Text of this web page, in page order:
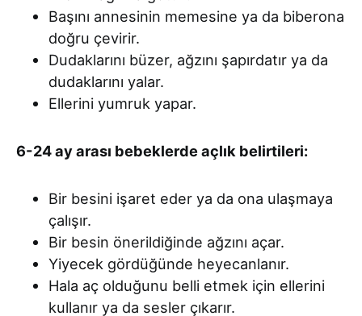
Başını annesinin memesine ya da biberona
doğru çevirir.
Dudaklarını büzer, ağzını şapırdatır ya da
dudaklarını yalar.
Ellerini yumruk yapar.
6-24 ay arası bebeklerde açlık belirtileri:
Bir besini işaret eder ya da ona ulaşmaya
çalışır.
Bir besin önerildiğinde ağzını açar.
Yiyecek gördüğünde heyecanlanır.
Hala aç olduğunu belli etmek için ellerini
kullanır ya da sesler çıkarır.